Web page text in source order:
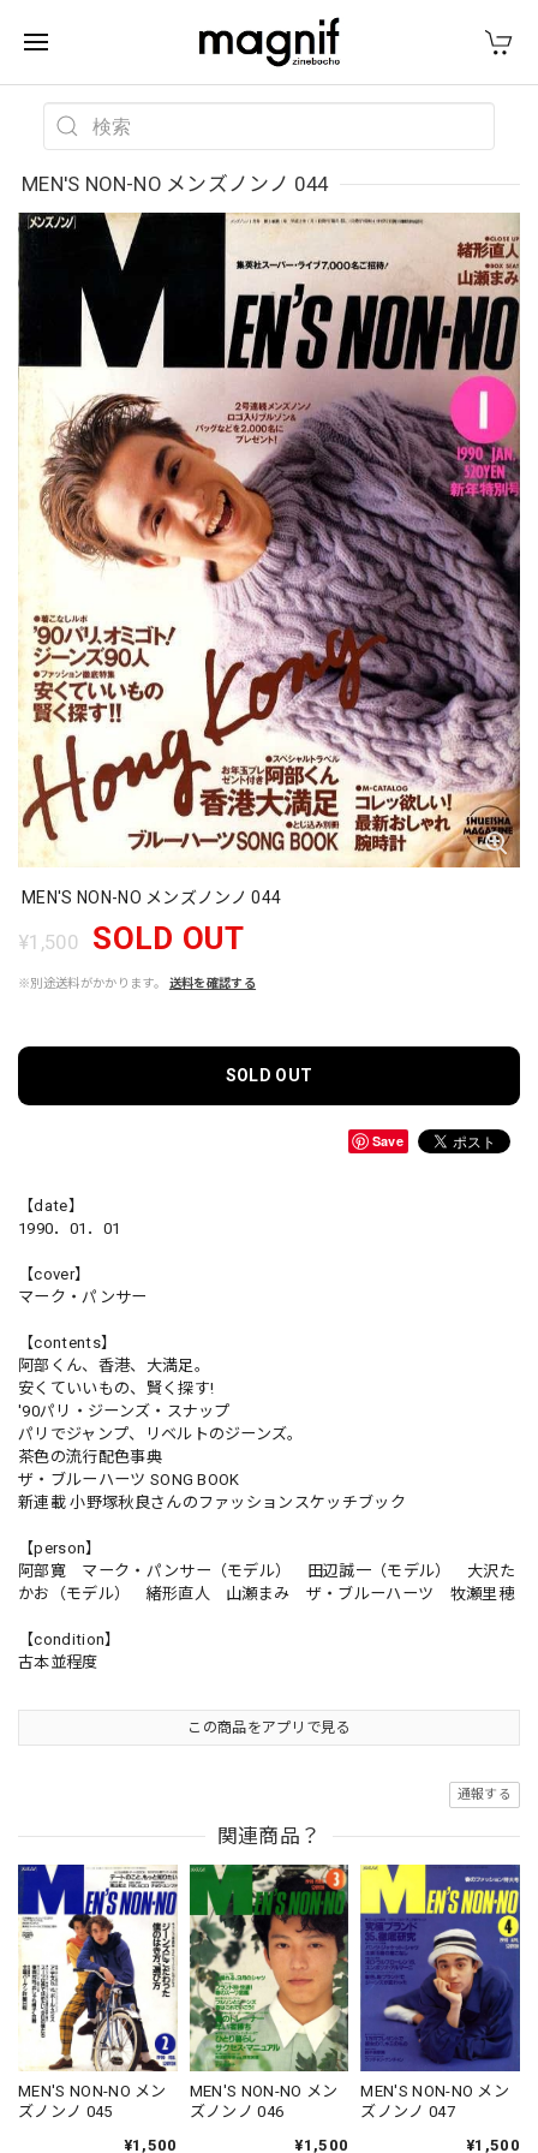
MEN'S NON-NO メンズノンノ 044
MEN'S NON-NO メンズノンノ 044
¥1,500 SOLD OUT
※別途送料がかかります。 送料を確認する
SOLD OUT
Save
【date】
1990．01．01
【cover】
マーク・パンサー
【contents】
阿部くん、香港、大満足。
安くていいもの、賢く探す!
'90パリ・ジーンズ・スナップ
パリでジャンプ、リベルトのジーンズ。
茶色の流行配色事典
ザ・ブルーハーツ SONG BOOK
新連載 小野塚秋良さんのファッションスケッチブック
【person】
阿部寛 マーク・パンサー（モデル） 田辺誠一（モデル） 大沢た
かお（モデル） 緒形直人 山瀬まみ ザ・ブルーハーツ 牧瀬里穂
【condition】
古本並程度
この商品をアプリで見る
通報する
関連商品？
MEN'S NON-NO メン
ズノンノ 045
¥1,500
MEN'S NON-NO メン
ズノンノ 046
¥1,500
MEN'S NON-NO メン
ズノンノ 047
¥1,500